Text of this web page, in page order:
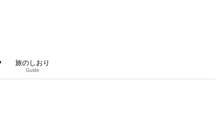
旅のしおり
Guide